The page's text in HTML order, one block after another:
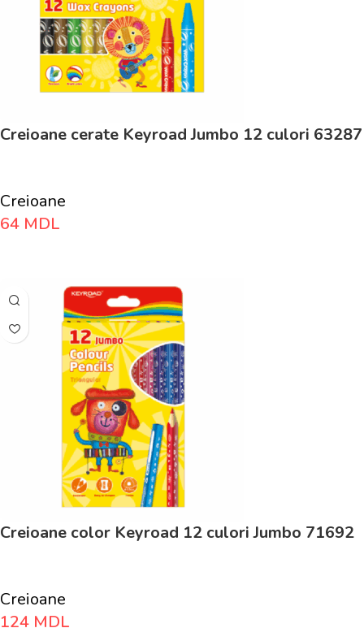
Creioane cerate Keyroad Jumbo 12 culori 63287
Creioane
64 MDL
Creioane color Keyroad 12 culori Jumbo 71692
Creioane
124 MDL